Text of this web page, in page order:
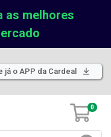
as melhores
já o APP da Cardeal
0